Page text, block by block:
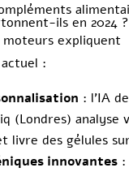
ils en 2024 ?
moteurs expliquent
:
: l’IA
(Londres) analyse
livre des gélules
innovantes: